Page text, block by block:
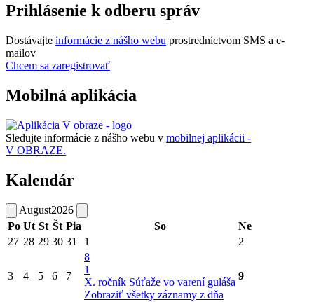
Prihlásenie k odberu správ
Dostávajte informácie z nášho webu prostredníctvom SMS a e-
mailov
Chcem sa zaregistrovať
Mobilná aplikácia
Sledujte informácie z nášho webu v mobilnej aplikácii -
V OBRAZE.
Kalendár
August2026
Po Ut St Št Pia So
Ne
27 28 29 30 31 1 2
3 4 5 6 7
8
1
X. ročník Súťaže vo varení guláša
Zobraziť všetky záznamy z dňa
9